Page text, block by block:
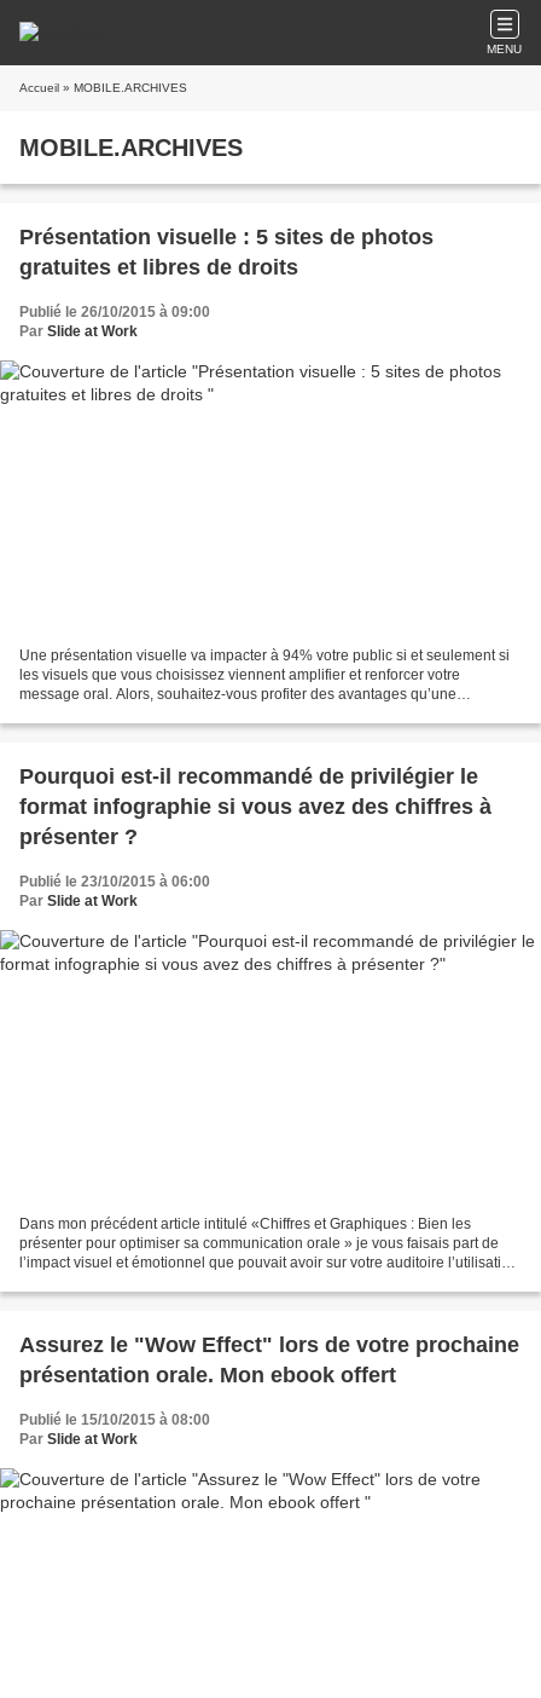
MENU
Accueil » MOBILE.ARCHIVES
MOBILE.ARCHIVES
Présentation visuelle : 5 sites de photos
gratuites et libres de droits
Publié le 26/10/2015 à 09:00
Par Slide at Work
Une présentation visuelle va impacter à 94% votre public si et seulement si
les visuels que vous choisissez viennent amplifier et renforcer votre
message oral. Alors, souhaitez-vous profiter des avantages qu’une
Pourquoi est-il recommandé de privilégier le
format infographie si vous avez des chiffres à
présenter ?
Publié le 23/10/2015 à 06:00
Par Slide at Work
Dans mon précédent article intitulé «Chiffres et Graphiques : Bien les
présenter pour optimiser sa communication orale » je vous faisais part de
l’impact visuel et émotionnel que pouvait avoir sur votre auditoire l’utilisation
Assurez le "Wow Effect" lors de votre prochaine
présentation orale. Mon ebook offert
Publié le 15/10/2015 à 08:00
Par Slide at Work